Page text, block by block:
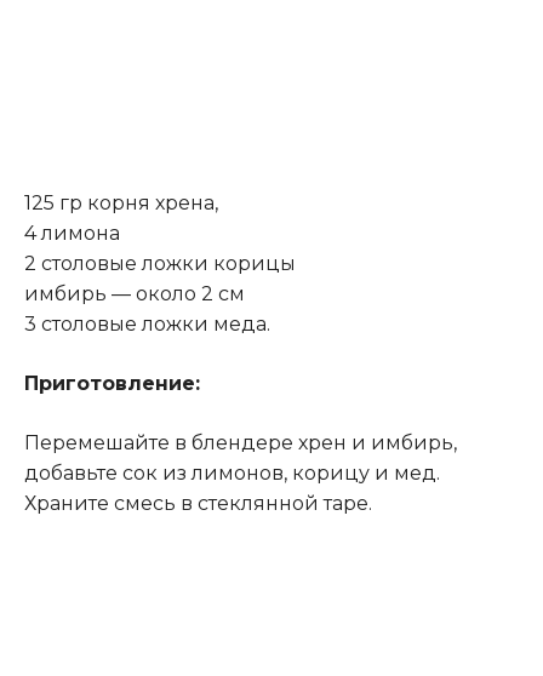
125 гр корня хрена,
4 лимона
2 столовые ложки корицы
имбирь — около 2 см
3 столовые ложки меда.
Приготовление:
Перемешайте в блендере хрен и имбирь,
добавьте сок из лимонов, корицу и мед.
Храните смесь в стеклянной таре.